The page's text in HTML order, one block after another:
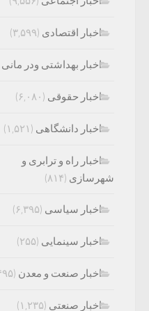
اخبار اقتصادی (۳,۵۹۹)
اخبار بهداشتی ودر مانی
اخبار حقوقی (۶,۰۸۰)
اخبار دانشگاهی (۱,۵۲۱)
اخبار راه و ترابری و
شهرسازی (۸۱۴)
اخبار سیاسی (۶,۳۹۵)
اخبار سینمایی (۲۵۵)
اخبار صنعت و معدن (۴۹۵)
اخبار صنعتی (۱,۲۳۵)